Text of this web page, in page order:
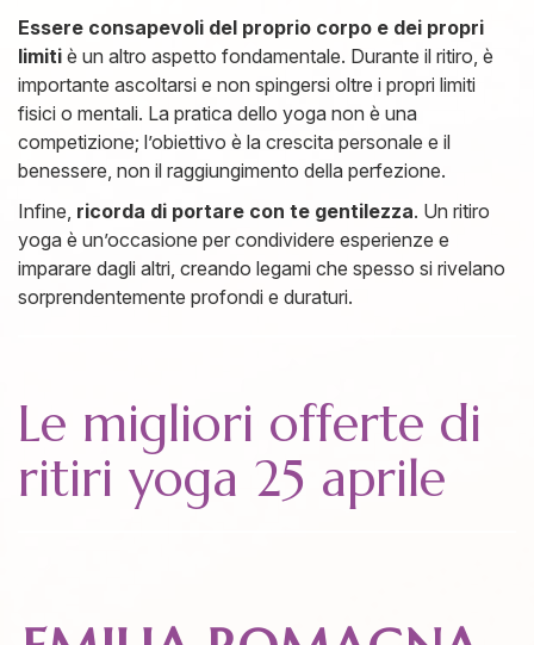
Essere consapevoli del proprio corpo e dei propri
limiti è un altro aspetto fondamentale. Durante il ritiro, è
importante ascoltarsi e non spingersi oltre i propri limiti
fisici o mentali. La pratica dello yoga non è una
competizione; l’obiettivo è la crescita personale e il
benessere, non il raggiungimento della perfezione.
Infine, ricorda di portare con te gentilezza. Un ritiro
yoga è un’occasione per condividere esperienze e
imparare dagli altri, creando legami che spesso si rivelano
sorprendentemente profondi e duraturi.
Le migliori offerte di
ritiri yoga 25 aprile